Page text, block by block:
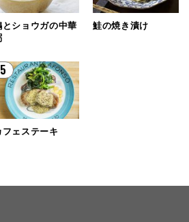
とショウガの中華
鮭の焼き漬け
5
フェステーキ